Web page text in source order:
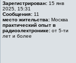
Зарегистрирован: 15 янв
2025, 15:31
Сообщения: 11
место жительства: Москва
практический опыт в
радиоэлектронике: от 5-ти
лет и более